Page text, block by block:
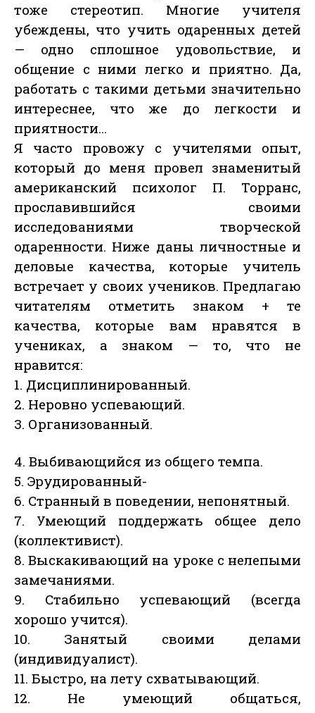
тоже стереотип. Многие учителя
убеждены, что учить одаренных детей
— одно сплошное удовольствие, и
общение с ними легко и приятно. Да,
работать с такими детьми значительно
интереснее, что же до легкости и
приятности…
Я часто провожу с учителями опыт,
который до меня провел знаменитый
американский психолог П. Торранс,
прославившийся своими
исследованиями творческой
одаренности. Ниже даны личностные и
деловые качества, которые учитель
встречает у своих учеников. Предлагаю
читателям отметить знаком + те
качества, которые вам нравятся в
учениках, а знаком — то, что не
нравится:
1. Дисциплинированный.
2. Неровно успевающий.
3. Организованный.
4. Выбивающийся из общего темпа.
5. Эрудированный-
6. Странный в поведении, непонятный.
7. Умеющий поддержать общее дело
(коллективист).
8. Выскакивающий на уроке с нелепыми
замечаниями.
9. Стабильно успевающий (всегда
хорошо учится).
10. Занятый своими делами
(индивидуалист).
11. Быстро, на лету схватывающий.
12. Не умеющий общаться,